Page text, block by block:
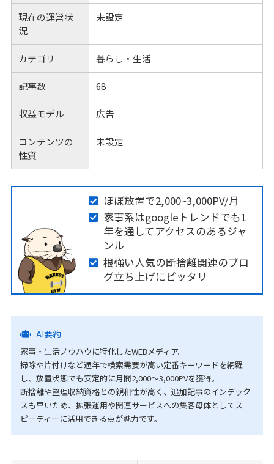
現在の運営状
況
未設定
カテゴリ 暮らし・生活
記事数 68
収益モデル 広告
コンテンツの
性質
未設定
ほぼ放置で2,000~3,000PV/月
家事系はgoogleトレンドでも1
年を通してアクセスのあるジャ
ンル
根強い人気の断捨離関連のブロ
グ立ち上げにピッタリ
AI要約
家事・生活ノウハウに特化したWEBメディア。
掃除や片付けなど通年で検索需要が高い定番キーワードを網羅
し、放置状態でも安定的に月間2,000〜3,000PVを獲得。
断捨離や整理収納資格との親和性が高く、追加記事のインデック
スも早いため、拡張運用や関連サービスへの集客母体としてス
ピーディーに活用できる点が魅力です。